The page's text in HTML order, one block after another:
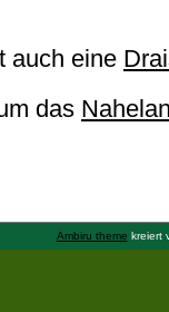
auch eine
das
Ambiru theme kreiert